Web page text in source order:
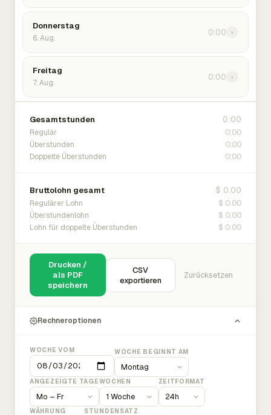
Donnerstag
6. Aug.
0:00 ›
Freitag
7. Aug.
0:00 ›
Gesamtstunden 0:00
Regulär 0:00
Überstunden 0:00
Doppelte Überstunden 0:00
Bruttolohn gesamt $ 0.00
Regulärer Lohn $ 0.00
Überstundenlohn $ 0.00
Lohn für doppelte Überstunden $ 0.00
Drucken /
als PDF
speichern
CSV
exportieren
Zurücksetzen
Rechneroptionen
WOCHE VOM WOCHE BEGINNT AM
ANGEZEIGTE TAGEWOCHEN ZEITFORMAT
WÄHRUNG STUNDENSATZ